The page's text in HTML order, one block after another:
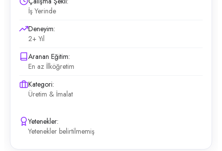
İş Yerinde
Deneyim:
2+ Yıl
Aranan Eğitim:
En az İlköğretim
Kategori:
Üretim & İmalat
Yetenekler:
Yetenekler belirtilmemiş